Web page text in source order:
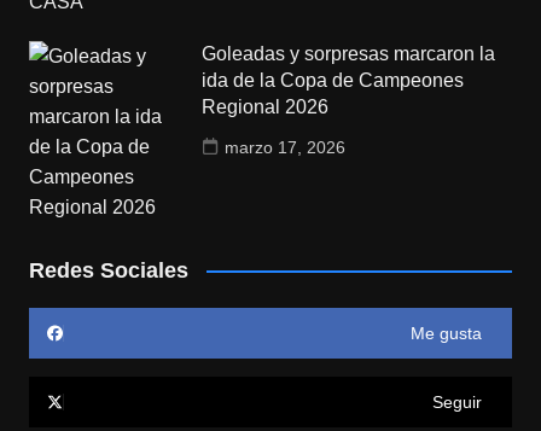
Goleadas y sorpresas marcaron la
ida de la Copa de Campeones
Regional 2026
marzo 17, 2026
Redes Sociales
Me gusta
Seguir